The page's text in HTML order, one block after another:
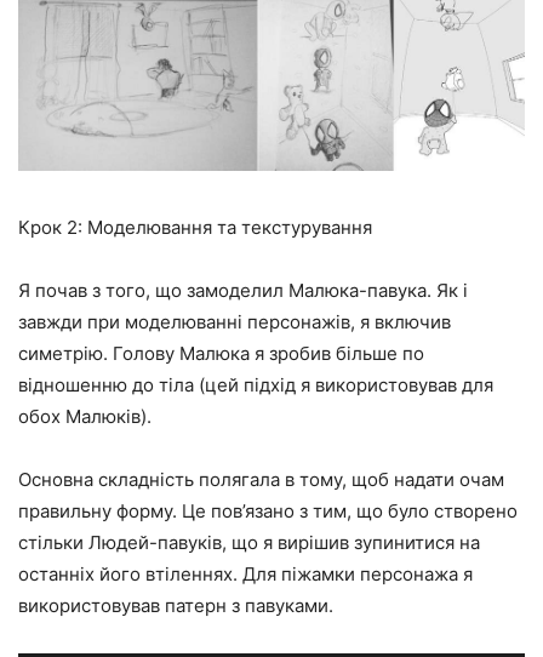
Крок 2: Моделювання та текстурування
Я почав з того, що замоделил Малюка-павука. Як і
завжди при моделюванні персонажів, я включив
симетрію. Голову Малюка я зробив більше по
відношенню до тіла (цей підхід я використовував для
обох Малюків).
Основна складність полягала в тому, щоб надати очам
правильну форму. Це пов’язано з тим, що було створено
стільки Людей-павуків, що я вирішив зупинитися на
останніх його втіленнях. Для піжамки персонажа я
використовував патерн з павуками.